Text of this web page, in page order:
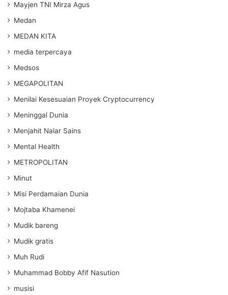
Mayjen TNI Mirza Agus
Medan
MEDAN KITA
media terpercaya
Medsos
MEGAPOLITAN
Menilai Kesesuaian Proyek Cryptocurrency
Meninggal Dunia
Menjahit Nalar Sains
Mental Health
METROPOLITAN
Minut
Misi Perdamaian Dunia
Mojtaba Khamenei
Mudik bareng
Mudik gratis
Muh Rudi
Muhammad Bobby Afif Nasution
musisi